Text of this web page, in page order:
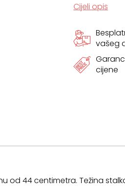
količina
Cijeli opis
vašeg
cijene
od 44 centimetra. Težina